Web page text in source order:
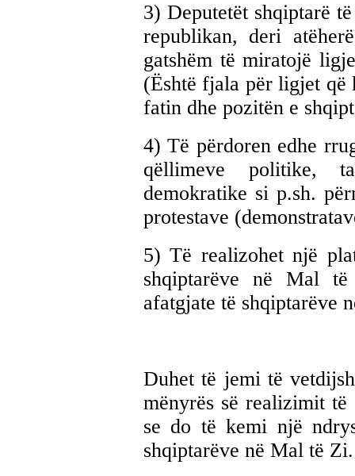
3) Deputetët shqiptarë
republikan, deri
gatshëm të miratojë
(Është fjala për ligjet që
fatin dhe pozitën e
4) Të përdoren edhe
qëllimeve politike,
demokratike si p.sh.
protestave
5) Të realizohet një
shqiptarëve në Mal
afatgjate të shqiptarëve
Duhet të jemi të
mënyrës së realizimit
se do të kemi një
shqiptarëve në Mal të Zi.